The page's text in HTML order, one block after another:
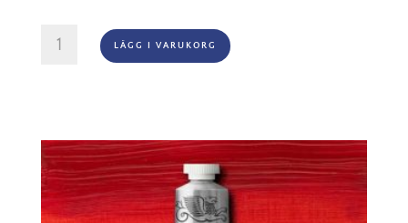
(vattenlöslig)
Cadmium
red
light
100
LÄGG I VARUKORG